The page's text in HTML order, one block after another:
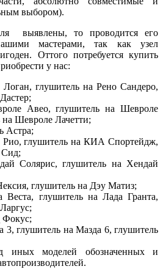
выбором).
выявлены, то проводится его
мастерами, так как узел
Оттого потребуется купить
у нас:
глушитель на Рено Сандеро,
Авео, глушитель на Шевроле
на Шевроле Лачетти;
Астра;
глушитель на КИА Спортейдж,
Солярис, глушитель на Хендай
глушитель на Дэу Матиз;
Веста, глушитель на Лада Гранта,
Фокус;
3, глушитель на Мазда 6, глушитель
иных моделей обозначенных и